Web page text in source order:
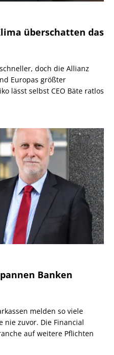
überschatten das
doch die Allianz
Europas größter
lässt selbst CEO Bäte ratlos
Banken
melden so viele
nie zuvor. Die Financial
auf weitere Pflichten